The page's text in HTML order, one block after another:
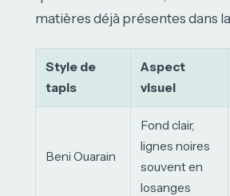
matières déjà présentes dans
Style de
tapis
Aspect
visuel
Beni Ouarain
Fond clair,
lignes noires
souvent en
losanges